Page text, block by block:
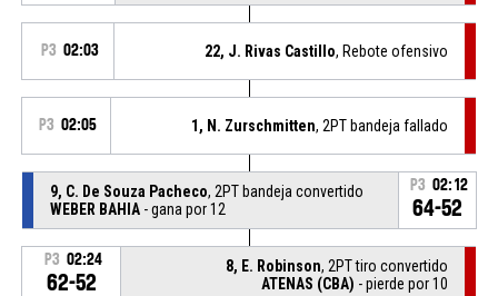
P3 02:03 22, J. Rivas Castillo, Rebote ofensivo
P3 02:05 1, N. Zurschmitten, 2PT bandeja fallado
9, C. De Souza Pacheco, 2PT bandeja convertido
WEBER BAHIA- gana por 12
P3 02:12
64-52
P3 02:24
62-52
8, E. Robinson, 2PT tiro convertido
ATENAS (CBA) - pierde por 10